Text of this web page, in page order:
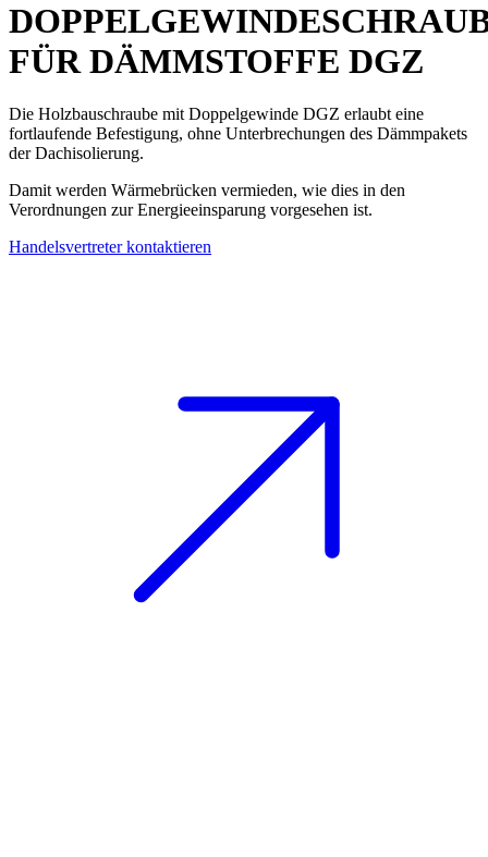
FÜR DÄMMSTOFFE DGZ
Die Holzbauschraube mit Doppelgewinde DGZ erlaubt eine
fortlaufende Befestigung, ohne Unterbrechungen des Dämmpakets
der Dachisolierung.
Damit werden Wärmebrücken vermieden, wie dies in den
Verordnungen zur Energieeinsparung vorgesehen ist.
Handelsvertreter kontaktieren